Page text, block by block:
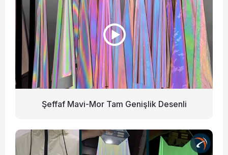
Şeffaf Mavi-Mor Tam Genişlik Desenli